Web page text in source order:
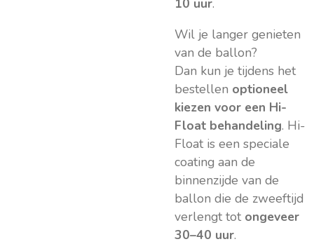
10 uur.
Wil je langer genieten
van de ballon?
Dan kun je tijdens het
bestellen optioneel
kiezen voor een Hi-
Float behandeling. Hi-
Float is een speciale
coating aan de
binnenzijde van de
ballon die de zweeftijd
verlengt tot ongeveer
30–40 uur.